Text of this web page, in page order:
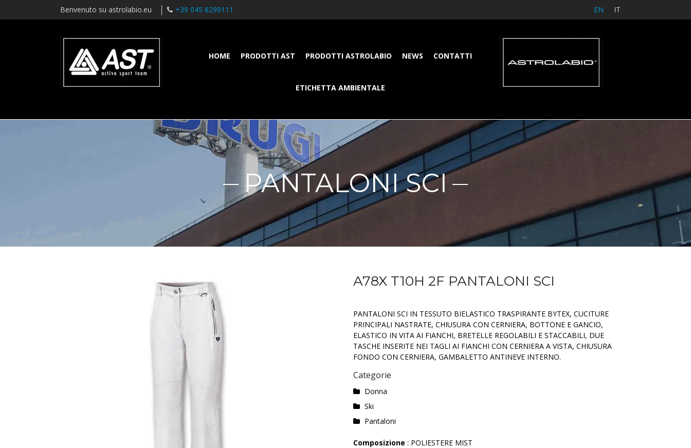
Benvenuto su astrolabio.eu +39 045 8299111 EN IT
HOME PRODOTTI AST PRODOTTI ASTROLABIO NEWS CONTATTI
ETICHETTA AMBIENTALE
PANTALONI SCI
A78X T10H 2F PANTALONI SCI
PANTALONI SCI IN TESSUTO BIELASTICO TRASPIRANTE BYTEX, CUCITURE
PRINCIPALI NASTRATE, CHIUSURA CON CERNIERA, BOTTONE E GANCIO,
ELASTICO IN VITA AI FIANCHI, BRETELLE REGOLABILI E STACCABILI, DUE
TASCHE INSERITE NEI TAGLI AI FIANCHI CON CERNIERA A VISTA, CHIUSURA
FONDO CON CERNIERA, GAMBALETTO ANTINEVE INTERNO.
Categorie
Donna
Ski
Pantaloni
Composizione : POLIESTERE MIST